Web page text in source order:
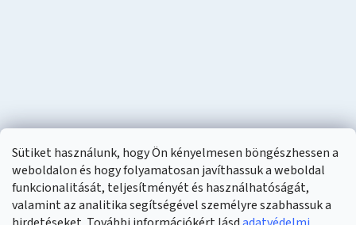
Sütiket használunk, hogy Ön kényelmesen böngészhessen a
weboldalon és hogy folyamatosan javíthassuk a weboldal
funkcionalitását, teljesítményét és használhatóságát,
valamint az analitika segítségével személyre szabhassuk a